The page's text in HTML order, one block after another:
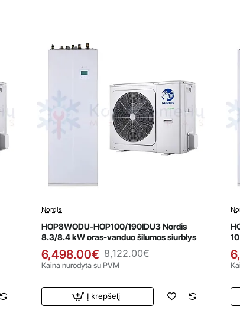
Išpardavimas
Nordis
HOP8WODU-HOP100/190IDU3 Nordis
8.3/8.4 kW oras-vanduo šilumos siurblys
6,498.00€ 8,122.00€
Kaina nurodyta su PVM
Į krepšelį